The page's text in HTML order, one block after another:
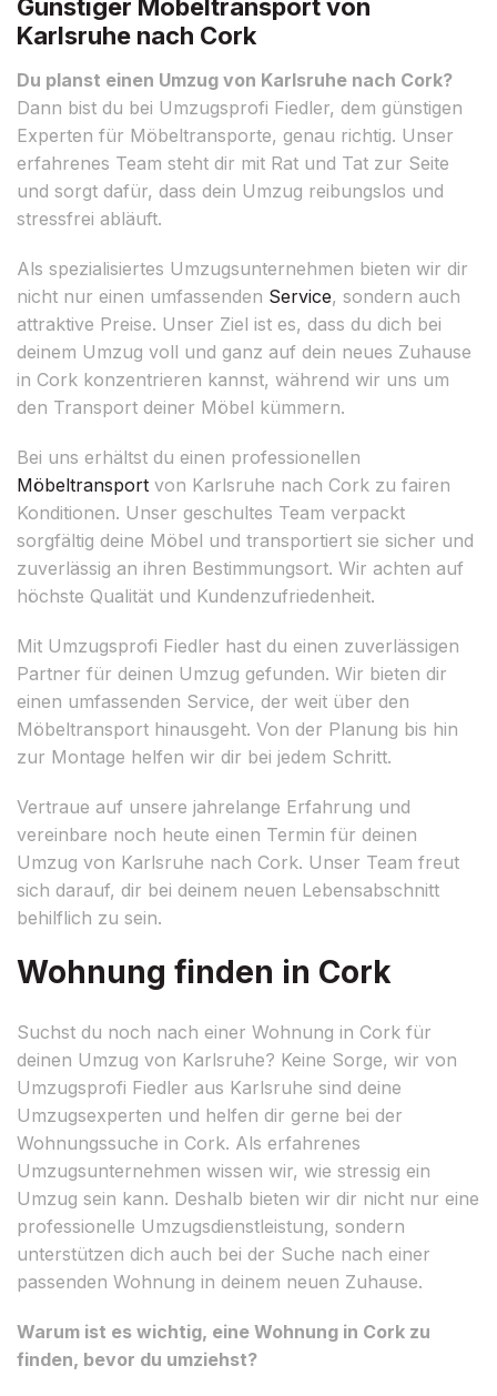
Günstiger Möbeltransport von
Karlsruhe nach Cork
Du planst einen Umzug von Karlsruhe nach Cork?
Dann bist du bei Umzugsprofi Fiedler, dem günstigen
Experten für Möbeltransporte, genau richtig. Unser
erfahrenes Team steht dir mit Rat und Tat zur Seite
und sorgt dafür, dass dein Umzug reibungslos und
stressfrei abläuft.
Als spezialisiertes Umzugsunternehmen bieten wir dir
nicht nur einen umfassenden Service, sondern auch
attraktive Preise. Unser Ziel ist es, dass du dich bei
deinem Umzug voll und ganz auf dein neues Zuhause
in Cork konzentrieren kannst, während wir uns um
den Transport deiner Möbel kümmern.
Bei uns erhältst du einen professionellen
Möbeltransport von Karlsruhe nach Cork zu fairen
Konditionen. Unser geschultes Team verpackt
sorgfältig deine Möbel und transportiert sie sicher und
zuverlässig an ihren Bestimmungsort. Wir achten auf
höchste Qualität und Kundenzufriedenheit.
Mit Umzugsprofi Fiedler hast du einen zuverlässigen
Partner für deinen Umzug gefunden. Wir bieten dir
einen umfassenden Service, der weit über den
Möbeltransport hinausgeht. Von der Planung bis hin
zur Montage helfen wir dir bei jedem Schritt.
Vertraue auf unsere jahrelange Erfahrung und
vereinbare noch heute einen Termin für deinen
Umzug von Karlsruhe nach Cork. Unser Team freut
sich darauf, dir bei deinem neuen Lebensabschnitt
behilflich zu sein.
Wohnung finden in Cork
Suchst du noch nach einer Wohnung in Cork für
deinen Umzug von Karlsruhe? Keine Sorge, wir von
Umzugsprofi Fiedler aus Karlsruhe sind deine
Umzugsexperten und helfen dir gerne bei der
Wohnungssuche in Cork. Als erfahrenes
Umzugsunternehmen wissen wir, wie stressig ein
Umzug sein kann. Deshalb bieten wir dir nicht nur eine
professionelle Umzugsdienstleistung, sondern
unterstützen dich auch bei der Suche nach einer
passenden Wohnung in deinem neuen Zuhause.
Warum ist es wichtig, eine Wohnung in Cork zu
finden, bevor du umziehst?